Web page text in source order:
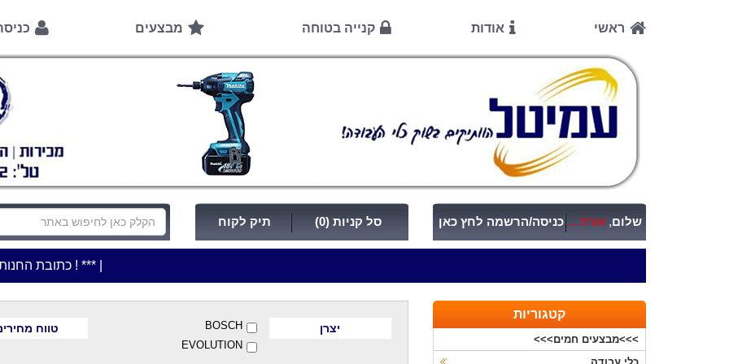
ראשי אודות קנייה בטוחה מבצעים
סל קניות (0) תיק לקוח שלום, אורח ... כניסה/הרשמה לחץ כאן
***כתובת החנות: רח' המלאכה 2, ביתן 8 (כניסה מרח' עמל 5)
יצרן
BOSCH
EVOLUTION
טווח
קטגוריות
>>>מבצעים חמים>>>